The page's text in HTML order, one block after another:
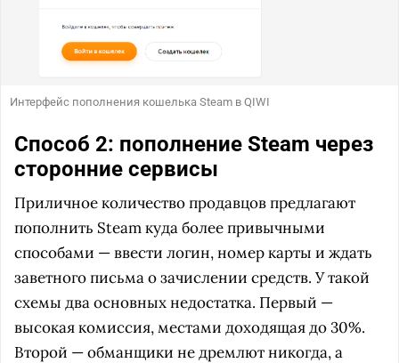
Интерфейс пополнения кошелька Steam в QIWI
Способ 2: пополнение Steam через
сторонние сервисы
Приличное количество продавцов предлагают
пополнить Steam куда более привычными
способами — ввести логин, номер карты и ждать
заветного письма о зачислении средств. У такой
схемы два основных недостатка. Первый —
высокая комиссия, местами доходящая до 30%.
Второй — обманщики не дремлют никогда, а